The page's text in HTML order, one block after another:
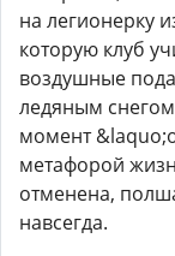
на легионерку
которую клуб
воздушные
ледяным
момент
метафорой
отменена,
навсегда.